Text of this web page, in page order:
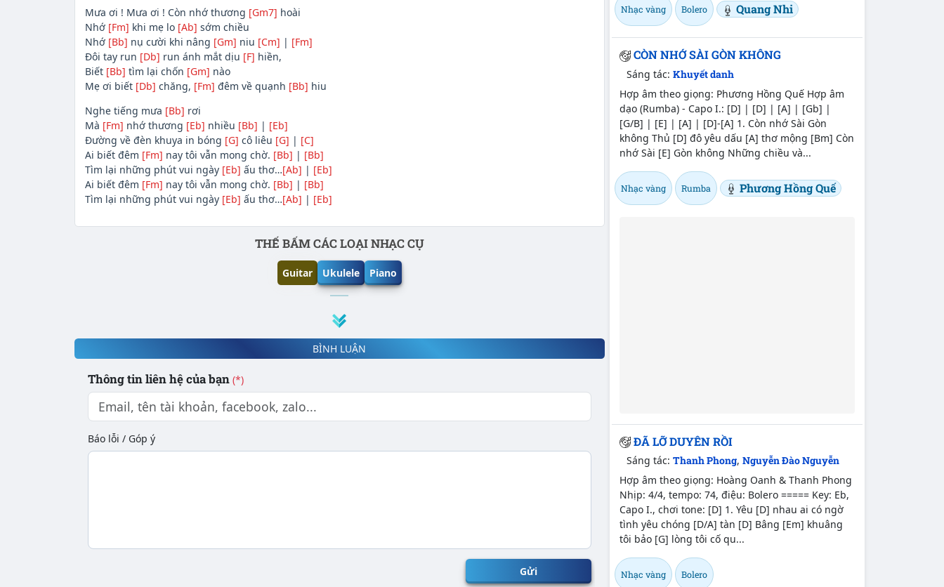
Mưa ơi ! Mưa ơi ! Còn nhớ thương [Gm7] hoài
Nhớ [Fm] khi mẹ lo [Ab] sớm chiều
Nhớ [Bb] nụ cười khi nâng [Gm] niu [Cm] | [Fm]
Đôi tay run [Db] run ánh mắt dịu [F] hiền,
Biết [Bb] tìm lại chốn [Gm] nào
Mẹ ơi biết [Db] chăng, [Fm] đêm về quạnh [Bb] hiu
Nghe tiếng mưa [Bb] rơi
Mà [Fm] nhớ thương [Eb] nhiều [Bb] | [Eb]
Đường về đèn khuya in bóng [G] cô liêu [G] | [C]
Ai biết đêm [Fm] nay tôi vẫn mong chờ. [Bb] | [Bb]
Tìm lại những phút vui ngày [Eb] ấu thơ…[Ab] | [Eb]
Ai biết đêm [Fm] nay tôi vẫn mong chờ. [Bb] | [Bb]
Tìm lại những phút vui ngày [Eb] ấu thơ…[Ab] | [Eb]
THẾ BẤM CÁC LOẠI NHẠC CỤ
Guitar Ukulele Piano
BÌNH LUẬN
Thông tin liên hệ của bạn (*)
Báo lỗi / Góp ý
Gửi
Nhạc vàng Bolero Quang Nhi
CÒN NHỚ SÀI GÒN KHÔNG
Sáng tác:Khuyết danh
Hợp âm theo giọng: Phương Hồng Quế Hợp âm
dạo (Rumba) - Capo I.: [D] | [D] | [A] | [Gb] |
[G/B] | [E] | [A] | [D]-[A] 1. Còn nhớ Sài Gòn
không Thủ [D] đô yêu dấu [A] thơ mộng [Bm] Còn
nhớ Sài [E] Gòn không Những chiều và...
Nhạc vàng Rumba Phương Hồng Quế
ĐÃ LỠ DUYÊN RỒI
Sáng tác:Thanh Phong,Nguyễn Đào Nguyễn
Hợp âm theo giọng: Hoàng Oanh & Thanh Phong
Nhịp: 4/4, tempo: 74, điệu: Bolero ===== Key: Eb,
Capo I., chơi tone: [D] 1. Yêu [D] nhau ai có ngờ
tình yêu chóng [D/A] tàn [D] Bâng [Em] khuâng
tôi bảo [G] lòng tôi cố qu...
Nhạc vàng Bolero